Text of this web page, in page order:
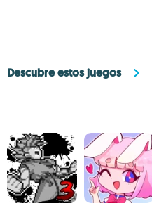
Descubre estos juegos